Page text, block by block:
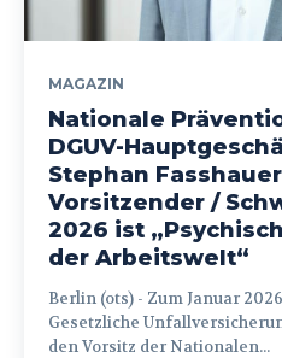
MAGAZIN
Nationale
DGUV-
Stephan
Vorsitzender /
2026 ist
der Arbeitswelt“
Berlin (ots) - Zum Januar 2026 hat die Deutsche
Gesetzliche
den Vorsitz der Nationalen...